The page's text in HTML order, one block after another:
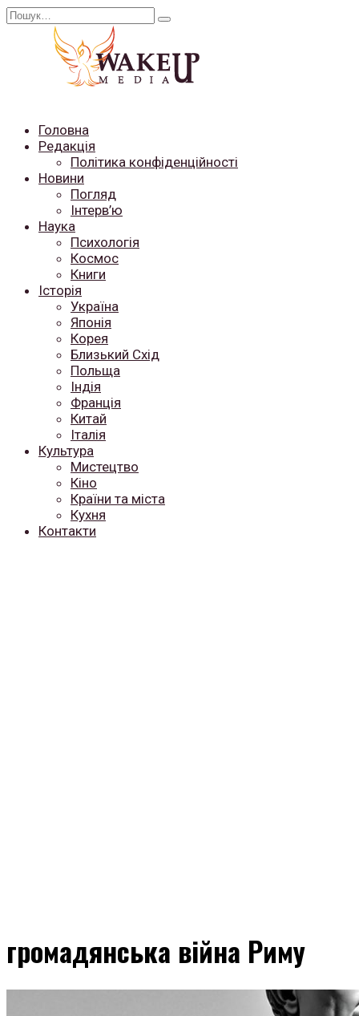
Перейти
Search
Головна
Редакція
Політика конфіденційності
Новини
Погляд
Інтерв’ю
Наука
Психологія
Космос
Книги
Історія
Україна
Японія
Корея
Близький Схід
Польща
Індія
Франція
Китай
Італія
Культура
Мистецтво
Кіно
Країни та міста
Кухня
Контакти
громадянська війна Риму